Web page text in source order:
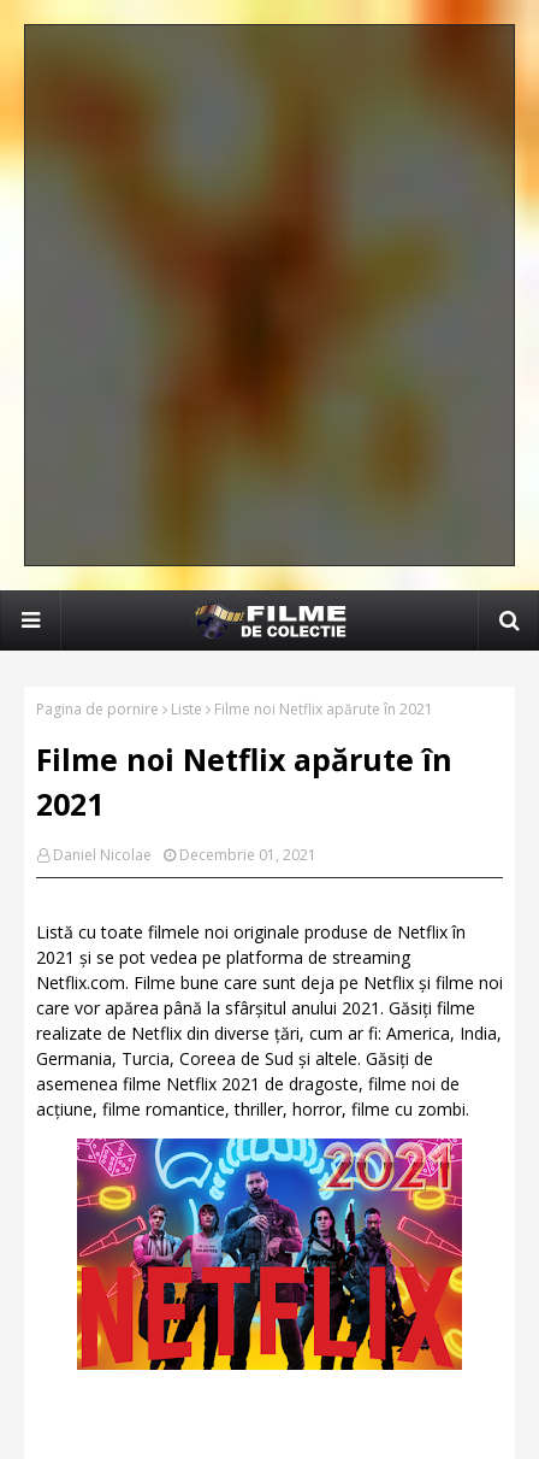
Pagina de pornire Liste Filme noi Netflix apărute în 2021
Filme noi Netflix apărute în
2021
Daniel Nicolae Decembrie 01, 2021
Listă cu toate filmele noi originale produse de Netflix în
2021 și se pot vedea pe platforma de streaming
Netflix.com. Filme bune care sunt deja pe Netflix și filme noi
care vor apărea până la sfârșitul anului 2021. Găsiți filme
realizate de Netflix din diverse țări, cum ar fi: America, India,
Germania, Turcia, Coreea de Sud și altele. Găsiți de
asemenea filme Netflix 2021 de dragoste, filme noi de
acțiune, filme romantice, thriller, horror, filme cu zombi.